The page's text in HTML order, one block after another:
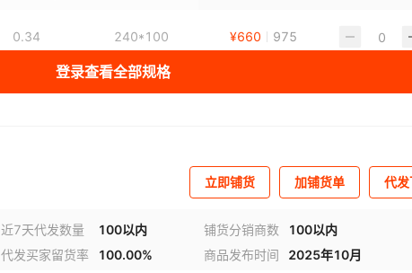
0.34 240*100 ¥660 975
0.47 240*100 ¥1045 1000
¥2970 1000
1.68 360*140 ¥3850 1000
登录查看全部规格
立即铺货 加铺货单 代
近7天代发数量 100以内 铺货分销商数
100以内
代发买家留货率 100.00% 商品发布时间 2025年10月